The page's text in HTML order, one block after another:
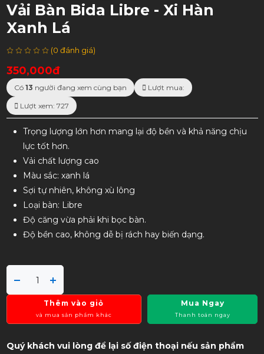
Vải Bàn Bida Libre - Xi Hàn
Xanh Lá
(0 đánh giá)
350,000đ
Có 13 người đang xem cùng bạn Lượt mua:
Lượt xem: 727
Trọng lượng lớn hơn mang lại độ bền và khả năng chịu
lực tốt hơn.
Vải chất lượng cao
Màu sắc: xanh lá
Sợi tự nhiên, không xù lông
Loại bàn: Libre
Độ căng vừa phải khi bọc bàn.
Độ bền cao, không dễ bị rách hay biến dạng.
Thêm vào giỏ
và mua sản phẩm khác
Mua Ngay
Thanh toán ngay
Quý khách vui lòng để lại số điện thoại nếu sản phẩm